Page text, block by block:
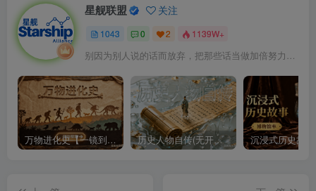
星舰联盟 关注
1043 0 2 1139W+
别因为别人说的话而放弃，把那些话当做加倍努力的动力
万物进化史【一镜到底】 历史人物自传(无开头模板)